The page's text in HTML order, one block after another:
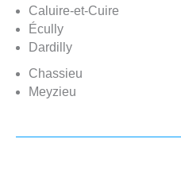
Caluire-et-Cuire
Écully
Dardilly
Chassieu
Meyzieu